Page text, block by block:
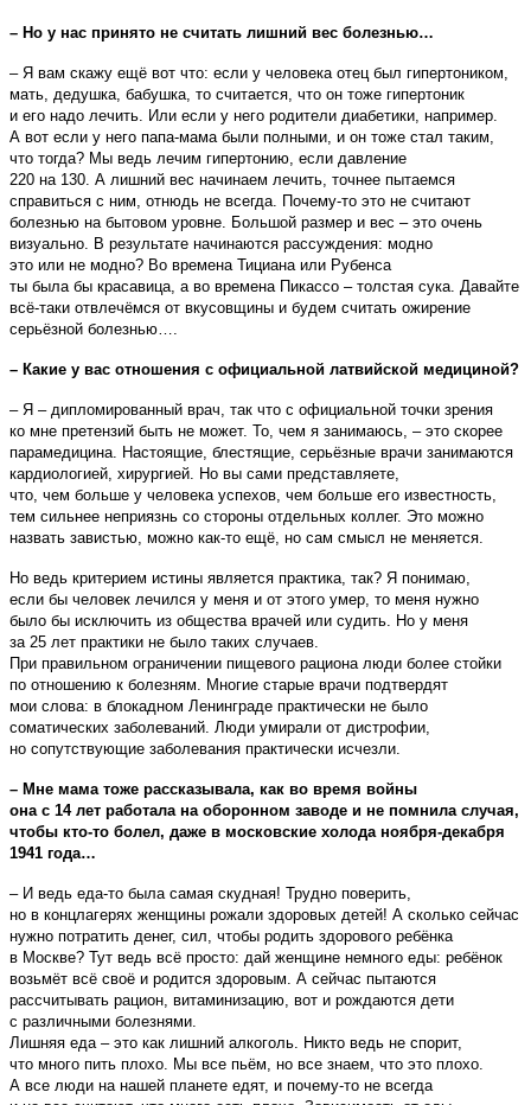
– Но у нас принято не считать лишний вес болезнью…
– Я вам скажу ещё вот что: если у человека отец был гипертоником,
мать, дедушка, бабушка, то считается, что он тоже гипертоник
и его надо лечить. Или если у него родители диабетики, например.
А вот если у него папа-мама были полными, и он тоже стал таким,
что тогда? Мы ведь лечим гипертонию, если давление
220 на 130. А лишний вес начинаем лечить, точнее пытаемся
справиться с ним, отнюдь не всегда. Почему-то это не считают
болезнью на бытовом уровне. Большой размер и вес – это очень
визуально. В результате начинаются рассуждения: модно
это или не модно? Во времена Тициана или Рубенса
ты была бы красавица, а во времена Пикассо – толстая сука. Давайте
всё-таки отвлечёмся от вкусовщины и будем считать ожирение
серьёзной болезнью….
– Какие у вас отношения с официальной латвийской медициной?
– Я – дипломированный врач, так что с официальной точки зрения
ко мне претензий быть не может. То, чем я занимаюсь, – это скорее
парамедицина. Настоящие, блестящие, серьёзные врачи занимаются
кардиологией, хирургией. Но вы сами представляете,
что, чем больше у человека успехов, чем больше его известность,
тем сильнее неприязнь со стороны отдельных коллег. Это можно
назвать завистью, можно как-то ещё, но сам смысл не меняется.
Но ведь критерием истины является практика, так? Я понимаю,
если бы человек лечился у меня и от этого умер, то меня нужно
было бы исключить из общества врачей или судить. Но у меня
за 25 лет практики не было таких случаев.
При правильном ограничении пищевого рациона люди более стойки
по отношению к болезням. Многие старые врачи подтвердят
мои слова: в блокадном Ленинграде практически не было
соматических заболеваний. Люди умирали от дистрофии,
но сопутствующие заболевания практически исчезли.
– Мне мама тоже рассказывала, как во время войны
она с 14 лет работала на оборонном заводе и не помнила случая,
чтобы кто-то болел, даже в московские холода ноября-декабря
1941 года…
– И ведь еда-то была самая скудная! Трудно поверить,
но в концлагерях женщины рожали здоровых детей! А сколько сейчас
нужно потратить денег, сил, чтобы родить здорового ребёнка
в Москве? Тут ведь всё просто: дай женщине немного еды: ребёнок
возьмёт всё своё и родится здоровым. А сейчас пытаются
рассчитывать рацион, витаминизацию, вот и рождаются дети
с различными болезнями.
Лишняя еда – это как лишний алкоголь. Никто ведь не спорит,
что много пить плохо. Мы все пьём, но все знаем, что это плохо.
А все люди на нашей планете едят, и почему-то не всегда